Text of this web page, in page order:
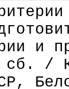
и
сб. /